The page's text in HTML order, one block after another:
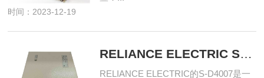
时间：2023-12-19
RELIANCE ELECTRIC S-D4007 数字量输出
RELIANCE ELECTRIC的S-D4007是一